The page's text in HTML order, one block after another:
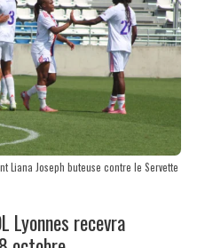
Liana Joseph buteuse contre le Servette
Lyonnes recevra